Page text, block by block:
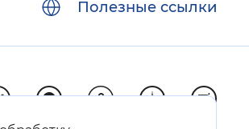
Полезные ссылки